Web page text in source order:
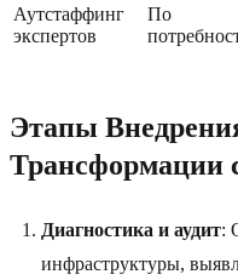
Аутстаффинг
экспертов
По
Этапы
Трансформации
Диагностика и аудит:
инфраструктуры,